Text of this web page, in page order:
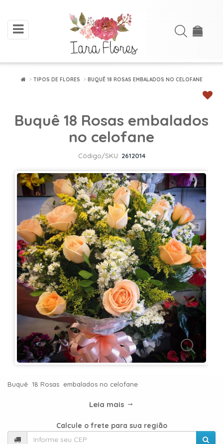
toggle
navigation
Acessar
ARRANJOS
FLORES
PLANTADAS
KITS
CESTAS
MIMOS
OCASIÕES
PARA
ELAS
ELES
TIPOS DE FLORES BUQUÊ 18 ROSAS EMBALADOS NO CELOFANE
Buquê 18 Rosas embalados
no celofane
Código/SKU: 2612014
Buquê 18 Rosas embalados no celofane
Leia mais
Calcule o frete para sua região